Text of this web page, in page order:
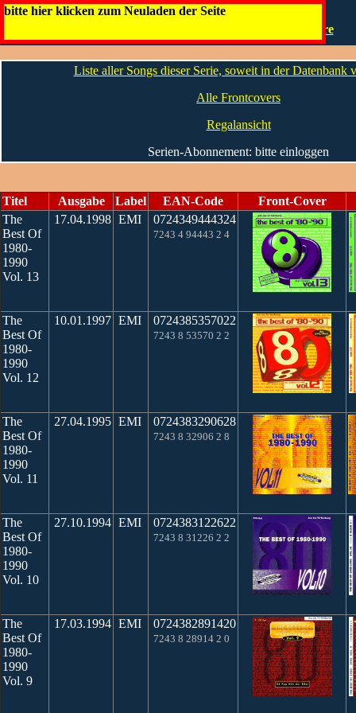
bitte hier klicken zum Neuladen der Seite
The Best Of 1980-1990 (1970-1980)
Andere
Liste aller Songs dieser Serie, soweit in der Datenbank
Alle Frontcovers
Regalansicht
Serien-Abonnement: bitte einloggen
Titel Ausgabe Label EAN-Code
Front-Cover
The
Best Of
1980-
1990
Vol. 13
17.04.1998 EMI 0724349444324
7243 4 94443 2 4
The
Best Of
1980-
1990
Vol. 12
10.01.1997 EMI 0724385357022
7243 8 53570 2 2
The
Best Of
1980-
1990
Vol. 11
27.04.1995 EMI 0724383290628
7243 8 32906 2 8
The
Best Of
1980-
1990
Vol. 10
27.10.1994 EMI 0724383122622
7243 8 31226 2 2
The
Best Of
1980-
1990
Vol. 9
17.03.1994 EMI 0724382891420
7243 8 28914 2 0